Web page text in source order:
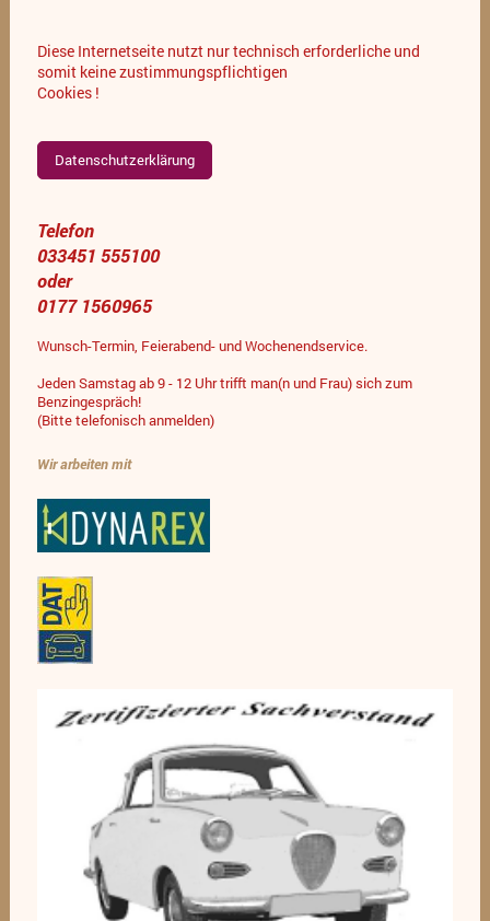
Diese Internetseite nutzt nur technisch erforderliche und
somit keine zustimmungspflichtigen
Cookies !
Datenschutzerklärung
Telefon
033451 555100
oder
0177 1560965
Wunsch-Termin, Feierabend- und Wochenendservice.
Jeden Samstag ab 9 - 12 Uhr trifft man(n und Frau) sich zum
Benzingespräch!
(Bitte telefonisch anmelden)
Wir arbeiten mit